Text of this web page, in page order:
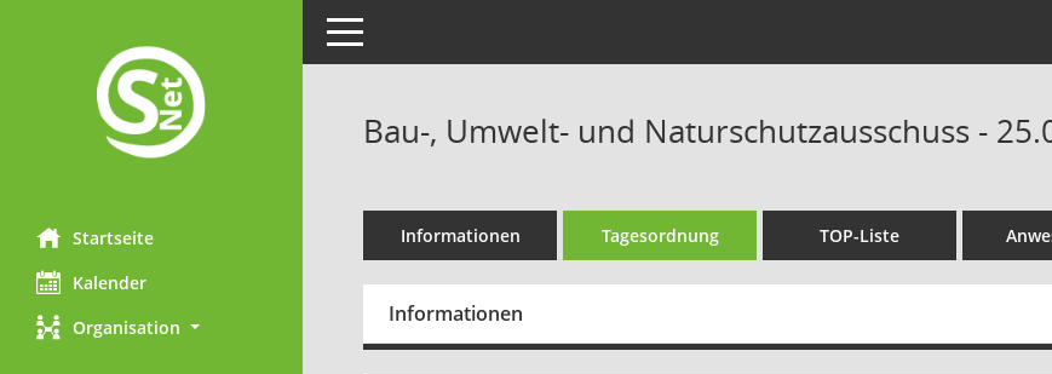
Startseite
Kalender
Organisation
Toggle navigation
Bau-, Umwelt- und Naturschutzausschuss -
Informationen Tagesordnung TOP-Liste
Informationen